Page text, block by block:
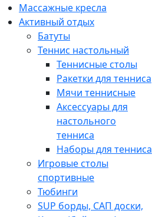
Массажные кресла
Активный отдых
Батуты
Теннис настольный
Теннисные столы
Ракетки для тенниса
Мячи теннисные
Аксессуары для
настольного
тенниса
Наборы для тенниса
Игровые столы
спортивные
Тюбинги
SUP борды, САП доски,